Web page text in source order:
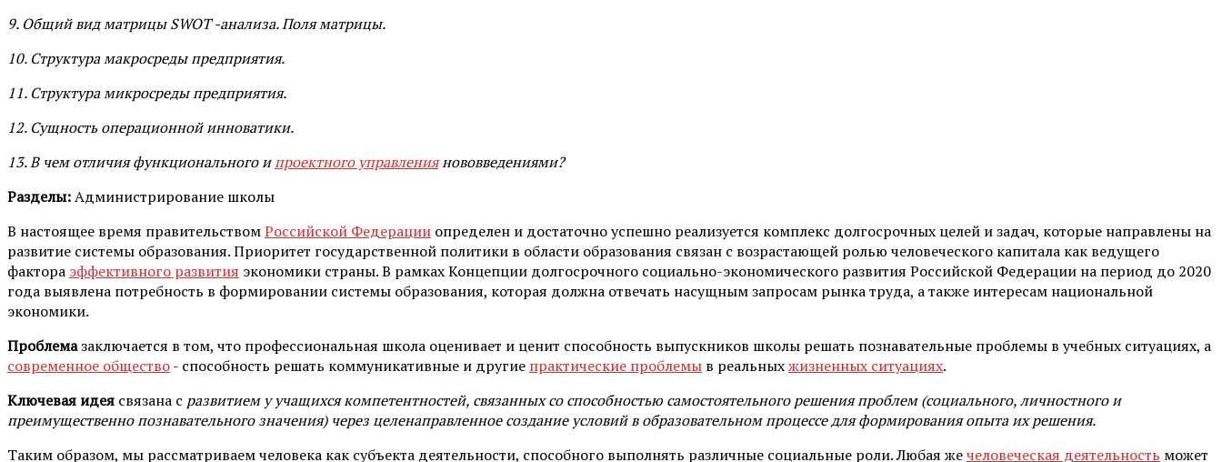
9. Общий вид матрицыSWOT-анализа. Поля матрицы.
10. Структура макросреды предприятия.
11. Структура микросреды предприятия.
12. Сущность операционной инноватики.
13. В чем отличия функционального ипроектного управлениянововведениями?
Разделы:Администрирование школы
В настоящее время правительствомРоссийской Федерации определен и достаточно успешно реализуется комплекс долгосрочных целей и задач, которые направлены на
развитие системы образования. Приоритет государственной политики в области образования связан с возрастающей ролью человеческого капитала как ведущего
фактора эффективного развития экономики страны. В рамках Концепции долгосрочного социально-экономического развития Российской Федерации на период до 2020
года выявлена потребность в формировании системы образования, которая должна отвечать насущным запросам рынка труда, а также интересам национальной
экономики.
Проблемазаключается в том, что профессиональная школа оценивает и ценит способность выпускников школы решать познавательные проблемы в учебных ситуациях, а
современное общество- способность решать коммуникативные и другие практические проблемы в реальныхжизненных ситуациях.
Ключевая идея связана с развитием у учащихся компетентностей, связанных со способностью самостоятельного решения проблем (социального, личностного и
преимущественно познавательного значения) через целенаправленное создание условий в образовательном процессе для формирования опыта их решения.
Таким образом, мы рассматриваем человека как субъекта деятельности, способного выполнять различные социальные роли. Любая жечеловеческая деятельность может